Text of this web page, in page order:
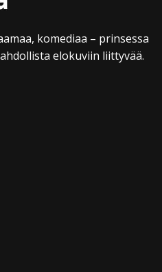
komediaa – prinsessa
elokuviin liittyvää.